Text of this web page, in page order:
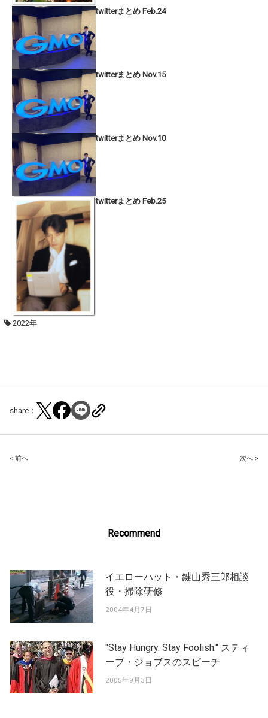
twitterまとめ Feb.24
twitterまとめ Nov.15
twitterまとめ Nov.10
twitterまとめ Feb.25
2022年
share：
Post
< 前へ 次へ >
Recommend
イエローハット・鍵山秀三郎相談
役・掃除研修
2004年4月7日
"Stay Hungry. Stay Foolish." スティ
ーブ・ジョブスのスピーチ
2005年9月3日